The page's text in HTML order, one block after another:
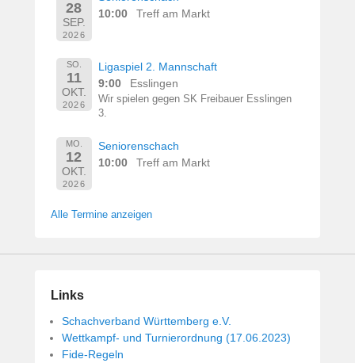
28
SEP.
2026
10:00
Treff am Markt
SO.
11
OKT.
2026
Ligaspiel 2. Mannschaft
9:00
Esslingen
Wir spielen gegen SK Freibauer Esslingen
3.
MO.
12
OKT.
2026
Seniorenschach
10:00
Treff am Markt
Alle Termine anzeigen
Links
Schachverband Württemberg e.V.
Wettkampf- und Turnierordnung (17.06.2023)
Fide-Regeln